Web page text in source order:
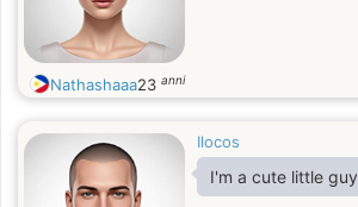
Nathashaaa23 anni
Ilocos
I'm a cute little guy